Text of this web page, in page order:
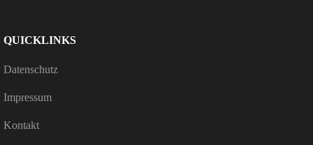
QUICK­LINKS
Daten­schutz
Impressum
Kontakt